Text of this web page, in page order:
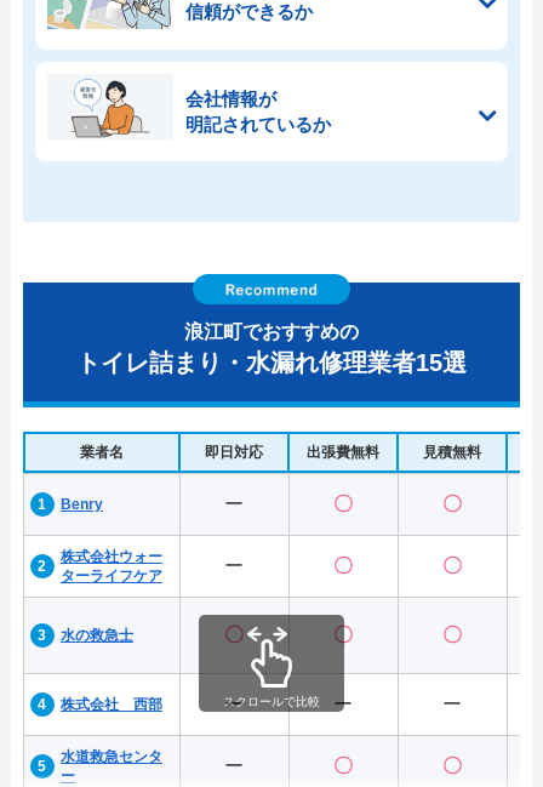
信頼ができるか
会社情報が
明記されているか
浪江町でおすすめの
トイレ詰まり・水漏れ修理業者15選
業者名 即日対応 出張費無料 見積無料
Benry ー 〇 〇
株式会社ウォー
ターライフケア
ー 〇 〇
水の救急士 〇 〇 〇
株式会社 西部 ー ー ー
水道救急センタ
ー
ー 〇 〇
スクロールで比較